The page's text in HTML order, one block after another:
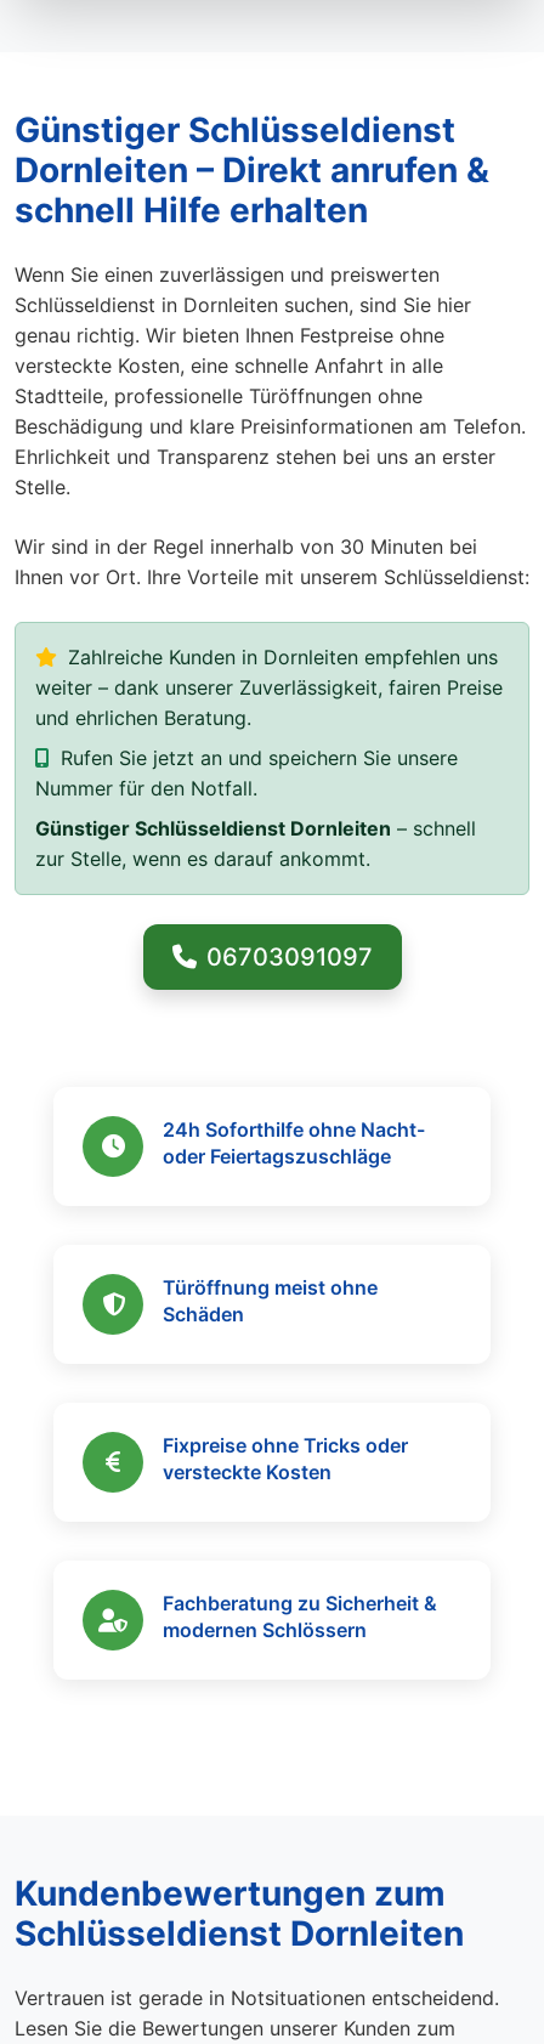
Günstiger Schlüsseldienst
Dornleiten – Direkt anrufen &
schnell Hilfe erhalten
Wenn Sie einen zuverlässigen und preiswerten
Schlüsseldienst in Dornleiten suchen, sind Sie hier
genau richtig. Wir bieten Ihnen Festpreise ohne
versteckte Kosten, eine schnelle Anfahrt in alle
Stadtteile, professionelle Türöffnungen ohne
Beschädigung und klare Preisinformationen am Telefon.
Ehrlichkeit und Transparenz stehen bei uns an erster
Stelle.
Wir sind in der Regel innerhalb von 30 Minuten bei
Ihnen vor Ort. Ihre Vorteile mit unserem Schlüsseldienst:
Zahlreiche Kunden in Dornleiten empfehlen uns
weiter – dank unserer Zuverlässigkeit, fairen Preise
und ehrlichen Beratung.
Rufen Sie jetzt an und speichern Sie unsere
Nummer für den Notfall.
Günstiger Schlüsseldienst Dornleiten – schnell
zur Stelle, wenn es darauf ankommt.
06703091097
24h Soforthilfe ohne Nacht-
oder Feiertagszuschläge
Türöffnung meist ohne
Schäden
Fixpreise ohne Tricks oder
versteckte Kosten
Fachberatung zu Sicherheit &
modernen Schlössern
Kundenbewertungen zum
Schlüsseldienst Dornleiten
Vertrauen ist gerade in Notsituationen entscheidend.
Lesen Sie die Bewertungen unserer Kunden zum